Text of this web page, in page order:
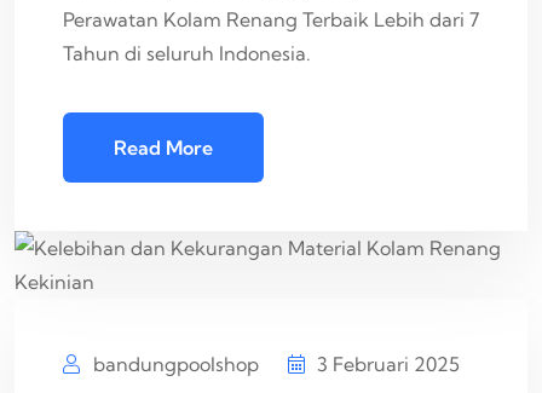
Perawatan Kolam Renang Terbaik Lebih dari 7
Tahun di seluruh Indonesia.
Read More
bandungpoolshop 3 Februari 2025